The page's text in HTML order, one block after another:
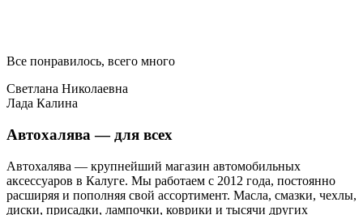
Все понравилось, всего много
Светлана Николаевна
Лада Калина
Автохалява — для всех
Автохалява — крупнейший магазин автомобильных
аксессуаров в Калуге. Мы работаем с 2012 года, постоянно
расширяя и пополняя свой ассортимент. Масла, смазки, чехлы,
диски, присадки, лампочки, коврики и тысячи других